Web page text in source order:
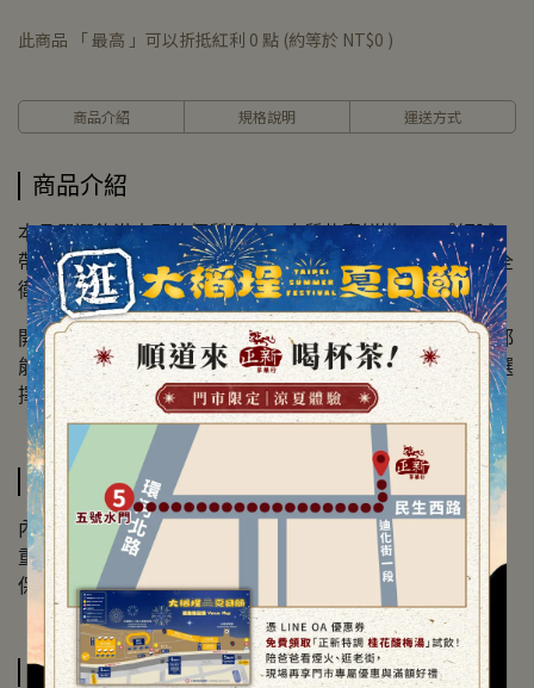
此商品 「 最高 」可以折抵紅利 0 點 (約等於 NT$0 )
商品介紹 規格說明 運送方式
商品介紹
本品嚴選飽滿大顆的優質螺肉，肉質紮實鮮嫩，口感細膩，
帶來豐富的海洋鮮味。經過嚴格加工與滅菌處理，確保安全
衛生，品質穩定可靠。
開罐即食，方便快捷，無論是直接享用或搭配其他料理，都
能輕鬆提升餐桌美味。螺肉罐頭是忙碌生活中的理想美味選
擇，讓您隨時享受鮮美海味的極致饗宴。
規格說明
內容物：螺肉
重量：420公克，固性物：150公克。
保存方式：詳見罐頭包裝
運送方式